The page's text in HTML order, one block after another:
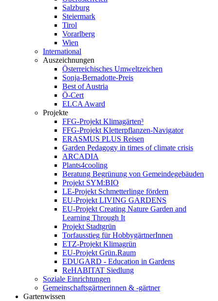
Salzburg
Steiermark
Tirol
Vorarlberg
Wien
International
Auszeichnungen
Österreichisches Umweltzeichen
Sonja-Bernadotte-Preis
Best of Austria
Ö-Cert
ELCA Award
Projekte
FFG-Projekt Klimagärten³
FFG-Projekt Kletterpflanzen-Navigator
ERASMUS PLUS Reisen
Garden Pedagogy in times of climate crisis
ARCADIA
Plants4cooling
Beratung Begrünung von Gemeindegebäuden
Projekt SYM:BIO
LE-Projekt Schmetterlinge fördern
EU-Projekt LIVING GARDENS
EU-Projekt Creating Nature Garden and
Learning Through It
Projekt Stadtgrün
Torfausstieg für HobbygärtnerInnen
ETZ-Projekt Klimagrün
EU-Projekt Grün.Raum
EDUGARD - Education in Gardens
ReHABITAT Siedlung
Soziale Einrichtungen
Gemeinschaftsgärtnerinnen & -gärtner
Gartenwissen